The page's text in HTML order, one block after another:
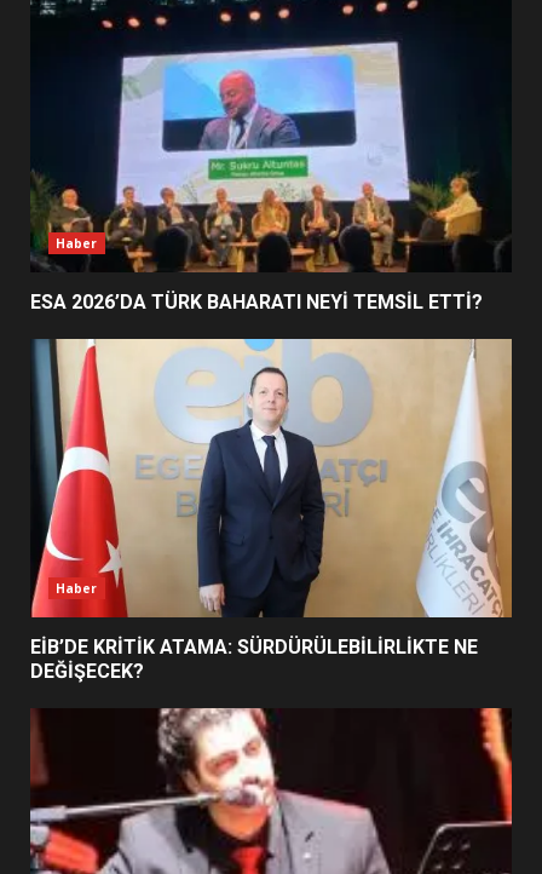
EİB’DE KRİTİK ATAMA:
SÜRDÜRÜLEBİLİRLİKTE NE
DEĞİŞECEK?
4
EDREMİT’İN GURURU TÜRKİYE
FİNALİNDE NE BAŞARDI?
5
UZATILDI: NE DEĞİŞTİ?
6
BURHANİYE SATRANÇ
TURNUVASI KAYITLARI NEYİ
DEĞİŞTİRİYOR?
BURHANİYE BELEDİYESPOR’DA
YENİ YÖNETİM NASIL
Haber
ESA 2026’DA TÜRK BAHARATI NEYİ TEMSİL ETTİ?
Haber
EİB’DE KRİTİK ATAMA: SÜRDÜRÜLEBİLİRLİKTE NE
DEĞİŞECEK?